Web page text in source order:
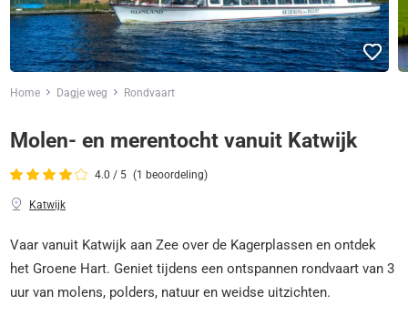
Home Dagje weg Rondvaart
Molen- en merentocht vanuit Katwijk
4.0 / 5 (1 beoordeling)
Katwijk
Vaar vanuit Katwijk aan Zee over de Kagerplassen en ontdek
het Groene Hart. Geniet tijdens een ontspannen rondvaart van 3
uur van molens, polders, natuur en weidse uitzichten.